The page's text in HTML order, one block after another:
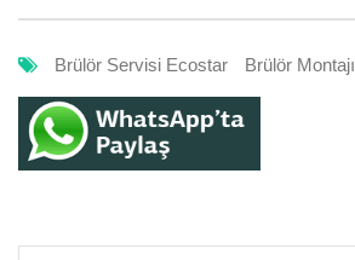
Brülör Servisi Ecostar Brülör Montajı